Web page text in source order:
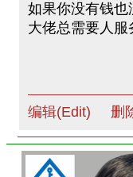
如果你没有钱也
大佬总需要人服
编辑(Edit) 删